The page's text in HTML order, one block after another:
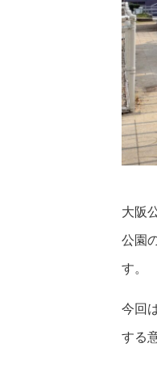
大阪
公園
す。
今回
する